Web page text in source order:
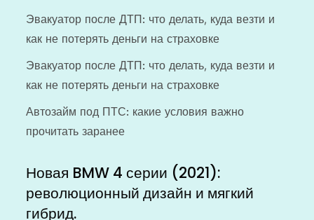
Эвакуатор после ДТП: что делать, куда везти и
как не потерять деньги на страховке
Эвакуатор после ДТП: что делать, куда везти и
как не потерять деньги на страховке
Автозайм под ПТС: какие условия важно
прочитать заранее
Новая BMW 4 серии (2021):
революционный дизайн и мягкий
гибрид.